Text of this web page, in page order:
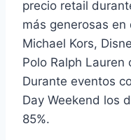
precio retail
más generosas
Michael Kors,
Polo Ralph Lauren
Durante eventos
Day Weekend los
85%.